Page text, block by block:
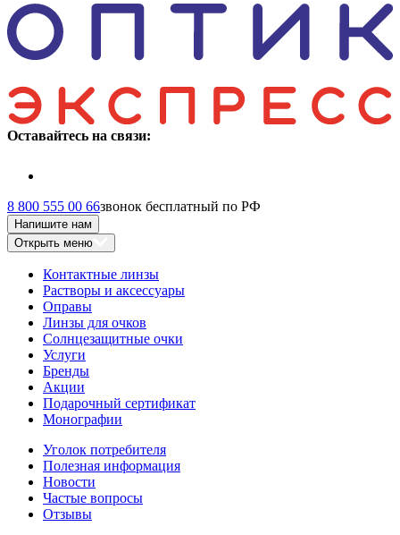
Оставайтесь на связи:
8 800 555 00 66звонок бесплатный по РФ
Напишите нам
Открыть меню
Контактные линзы
Растворы и аксессуары
Оправы
Линзы для очков
Солнцезащитные очки
Услуги
Бренды
Акции
Подарочный сертификат
Монографии
Уголок потребителя
Полезная информация
Новости
Частые вопросы
Отзывы